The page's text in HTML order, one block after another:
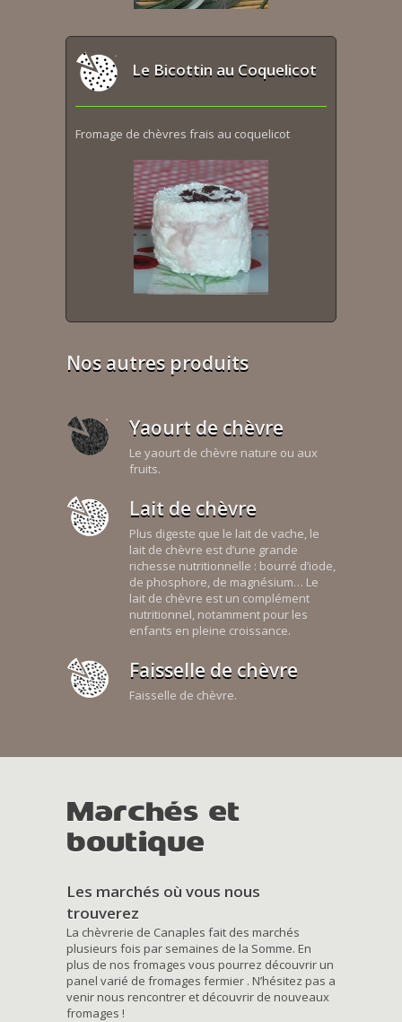
Le Bicottin au Coquelicot
Fromage de chèvres frais au coquelicot
Nos autres produits
Yaourt de chèvre
Le yaourt de chèvre nature ou aux
fruits.
Lait de chèvre
Plus digeste que le lait de vache, le
lait de chèvre est d’une grande
richesse nutritionnelle : bourré d’iode,
de phosphore, de magnésium… Le
lait de chèvre est un complément
nutritionnel, notamment pour les
enfants en pleine croissance.
Faisselle de chèvre
Faisselle de chèvre.
Marchés et
boutique
Les marchés où vous nous
trouverez
La chèvrerie de Canaples fait des marchés
plusieurs fois par semaines de la Somme. En
plus de nos fromages vous pourrez découvrir un
panel varié de fromages fermier . N’hésitez pas a
venir nous rencontrer et découvrir de nouveaux
fromages !